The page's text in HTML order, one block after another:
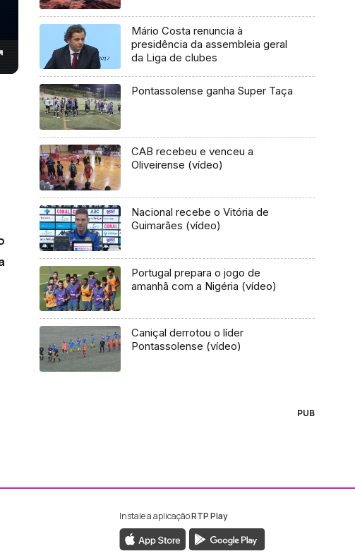
Mário Costa renuncia à
presidência da assembleia geral
da Liga de clubes
Pontassolense ganha Super Taça
CAB recebeu e venceu a
Oliveirense (vídeo)
Nacional recebe o Vitória de
Guimarães (vídeo)
Portugal prepara o jogo de
amanhã com a Nigéria (vídeo)
Caniçal derrotou o líder
Pontassolense (vídeo)
PUB
Facebook da RTP Madeira
Instagram da RTP Madeira
Instale a aplicaçãoRTP Play